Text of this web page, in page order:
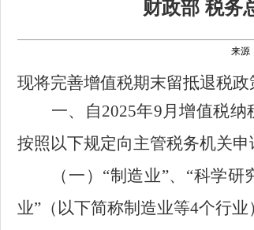
财政部 税务
来源
现将完善增值税期末留抵退税政
一、自2025年9月增值税纳
按照以下规定向主管税务机关申
（一） “制造业”、 “科学研
业” （以下简称制造业等4个行业